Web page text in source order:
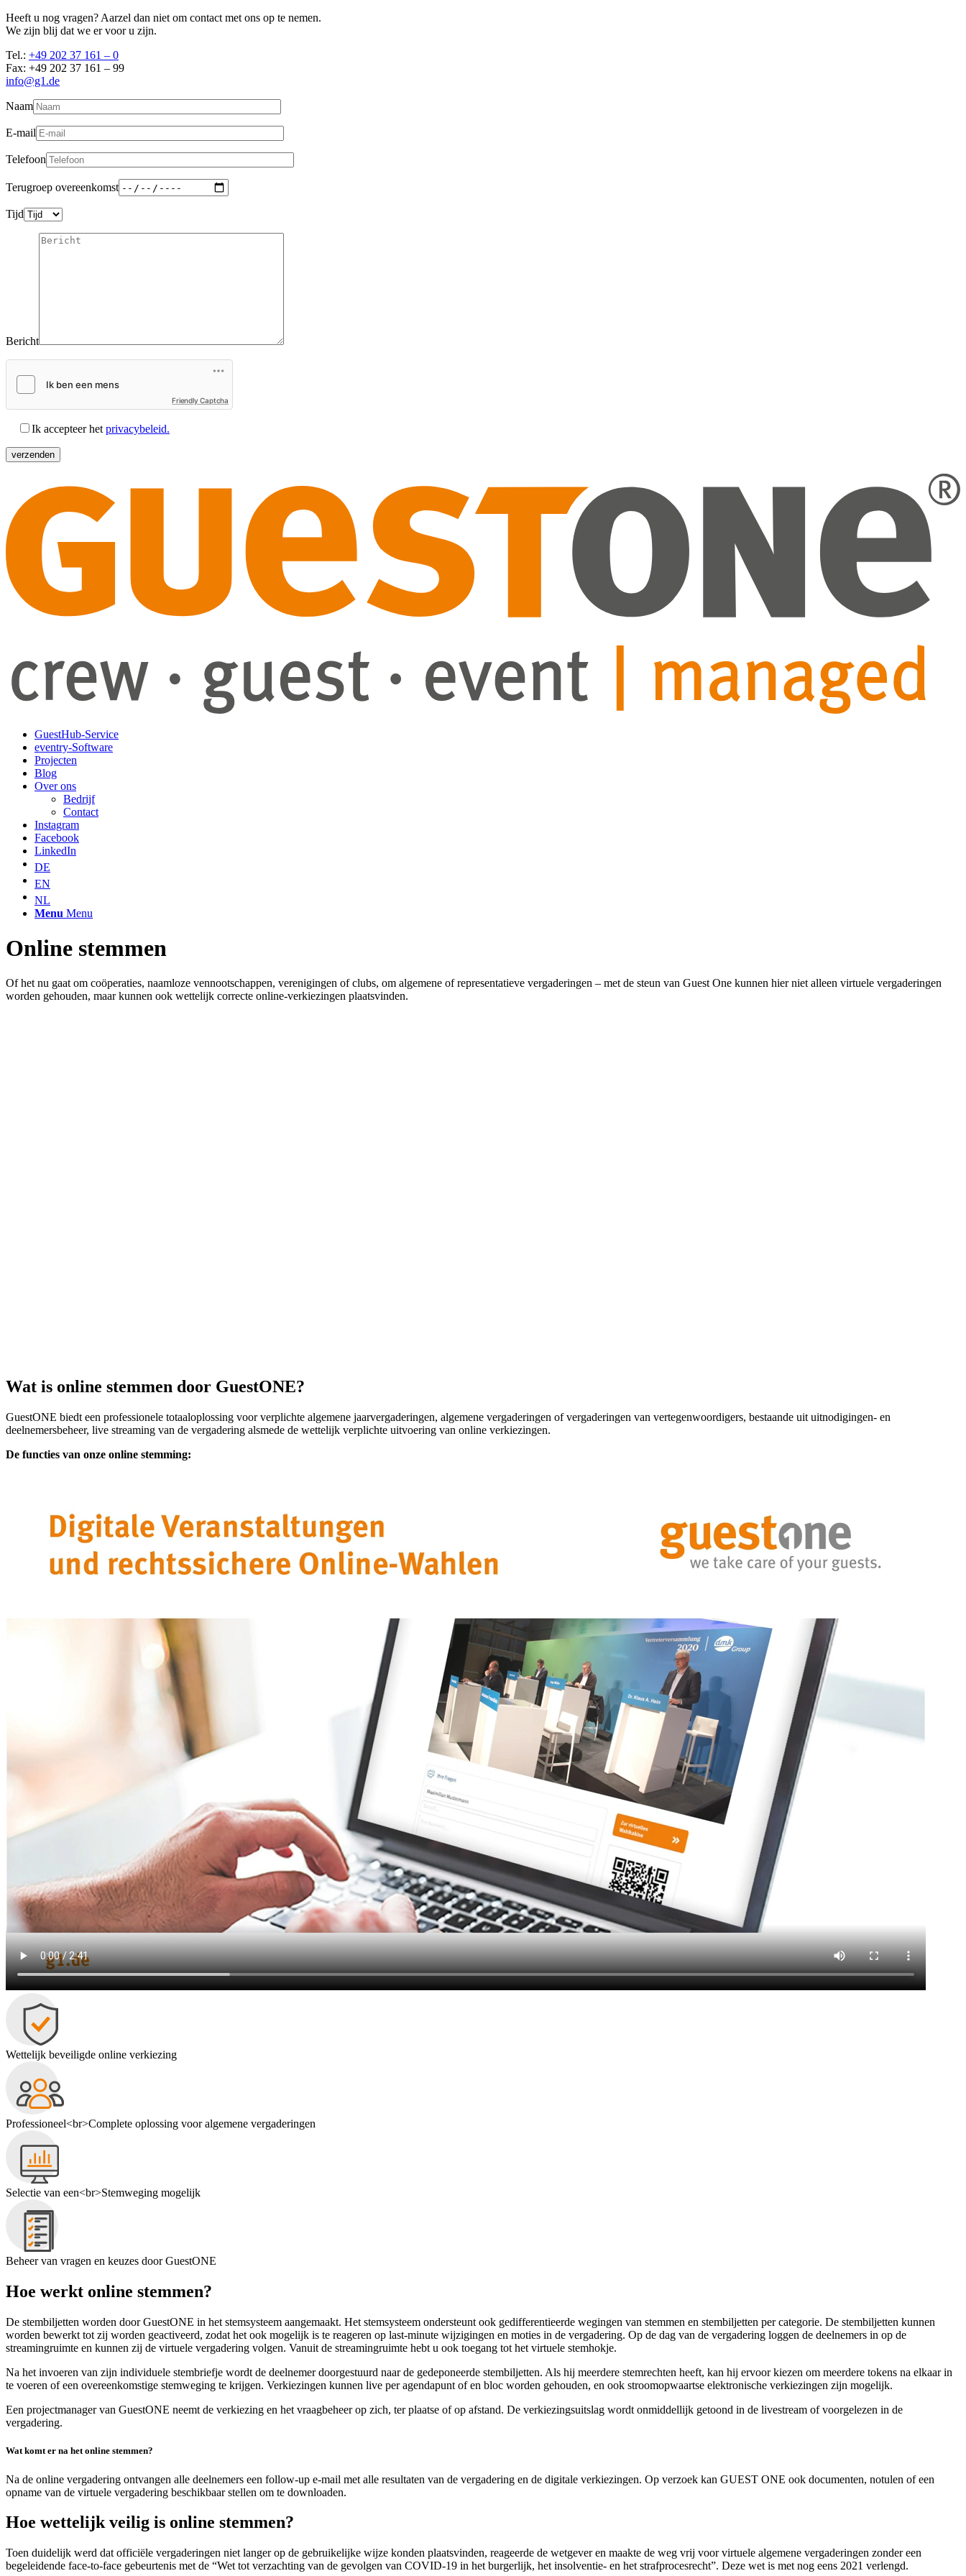
Heeft u nog vragen? Aarzel dan niet om contact met ons op te nemen.
We zijn blij dat we er voor u zijn.
Tel.: +49 202 37 161 – 0
Fax: +49 202 37 161 – 99
info@g1.de
Naam
E-mail
Telefoon
Terugroep overeenkomst
Tijd
Bericht
Friendly Captcha
Ik accepteer het privacybeleid.
GuestHub-Service
eventry-Software
Projecten
Blog
Over ons
Bedrijf
Contact
Instagram
Facebook
LinkedIn
DE
EN
NL
Menu Menu
Online stemmen
Of het nu gaat om coöperaties, naamloze vennootschappen, verenigingen of clubs, om algemene of representatieve vergaderingen – met de steun van Guest One kunnen hier niet alleen virtuele vergaderingen
worden gehouden, maar kunnen ook wettelijk correcte online-verkiezingen plaatsvinden.
Wat is online stemmen door GuestONE?
GuestONE biedt een professionele totaaloplossing voor verplichte algemene jaarvergaderingen, algemene vergaderingen of vergaderingen van vertegenwoordigers, bestaande uit uitnodigingen- en
deelnemersbeheer, live streaming van de vergadering alsmede de wettelijk verplichte uitvoering van online verkiezingen.
De functies van onze online stemming:
Wettelijk beveiligde online verkiezing
Professioneel<br>Complete oplossing voor algemene vergaderingen
Selectie van een<br>Stemweging mogelijk
Beheer van vragen en keuzes door GuestONE
Hoe werkt online stemmen?
De stembiljetten worden door GuestONE in het stemsysteem aangemaakt. Het stemsysteem ondersteunt ook gedifferentieerde wegingen van stemmen en stembiljetten per categorie. De stembiljetten kunnen
worden bewerkt tot zij worden geactiveerd, zodat het ook mogelijk is te reageren op last-minute wijzigingen en moties in de vergadering. Op de dag van de vergadering loggen de deelnemers in op de
streamingruimte en kunnen zij de virtuele vergadering volgen. Vanuit de streamingruimte hebt u ook toegang tot het virtuele stemhokje.
Na het invoeren van zijn individuele stembriefje wordt de deelnemer doorgestuurd naar de gedeponeerde stembiljetten. Als hij meerdere stemrechten heeft, kan hij ervoor kiezen om meerdere tokens na elkaar in
te voeren of een overeenkomstige stemweging te krijgen. Verkiezingen kunnen live per agendapunt of en bloc worden gehouden, en ook stroomopwaartse elektronische verkiezingen zijn mogelijk.
Een projectmanager van GuestONE neemt de verkiezing en het vraagbeheer op zich, ter plaatse of op afstand. De verkiezingsuitslag wordt onmiddellijk getoond in de livestream of voorgelezen in de
vergadering.
Wat komt er na het online stemmen?
Na de online vergadering ontvangen alle deelnemers een follow-up e-mail met alle resultaten van de vergadering en de digitale verkiezingen. Op verzoek kan GUEST ONE ook documenten, notulen of een
opname van de virtuele vergadering beschikbaar stellen om te downloaden.
Hoe wettelijk veilig is online stemmen?
Toen duidelijk werd dat officiële vergaderingen niet langer op de gebruikelijke wijze konden plaatsvinden, reageerde de wetgever en maakte de weg vrij voor virtuele algemene vergaderingen zonder een
begeleidende face-to-face gebeurtenis met de “Wet tot verzachting van de gevolgen van COVID-19 in het burgerlijk, het insolventie- en het strafprocesrecht”. Deze wet is met nog eens 2021 verlengd.